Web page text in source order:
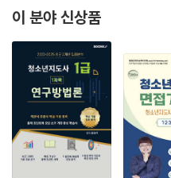
이 분야 신상품